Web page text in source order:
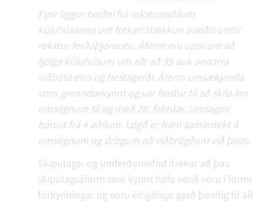
Fyrir liggur beiðni frá rekstraraðilum
kúluhúsanna um frekari stækkun svæðis undir
rekstur ferðaþjónustu. Áform eru uppi um að
fjölga kúluhúsum um allt að 35 auk annarra
viðbóta eins og hestagerði. Áform umsækjanda
voru grenndarkynnt og var frestur til að skila inn
umsögnum til og með 26. febrúar. Umsagnir
bárust frá 4 aðilum. Lögð er fram samantekt á
umsögnum og drögum að viðbrögðum við þeim.
Skipulags- og umferðarnefnd ítrekar að þau
skipulagsáform sem kynnt hafa verið voru í formi
forkynningar og voru eingöngu gerð þannig til að